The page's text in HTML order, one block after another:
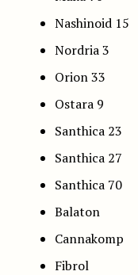
Nashinoid 15
Nordria 3
Orion 33
Ostara 9
Santhica 23
Santhica 27
Santhica 70
Balaton
Cannakomp
Fibrol